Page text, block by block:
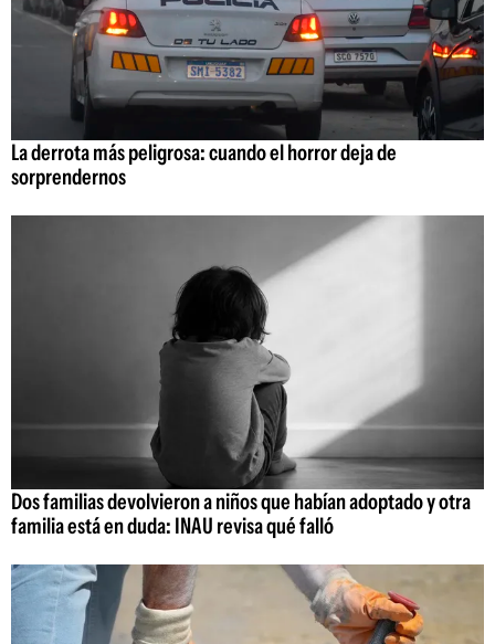
La derrota más peligrosa: cuando el horror deja de
sorprendernos
Dos familias devolvieron a niños que habían adoptado y otra
familia está en duda: INAU revisa qué falló